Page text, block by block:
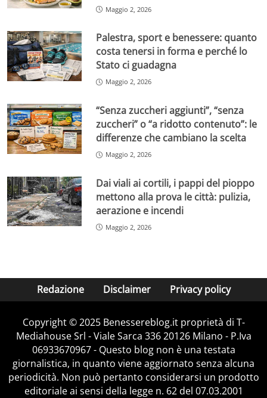
Maggio 2, 2026
Palestra, sport e benessere: quanto
costa tenersi in forma e perché lo
Stato ci guadagna
Maggio 2, 2026
“Senza zuccheri aggiunti”, “senza
zuccheri” o “a ridotto contenuto”: le
differenze che cambiano la scelta
Maggio 2, 2026
Dai viali ai cortili, i pappi del pioppo
mettono alla prova le città: pulizia,
aerazione e incendi
Maggio 2, 2026
Redazione Disclaimer Privacy policy
Copyright © 2025 Benessereblog.it proprietà di T-
Mediahouse Srl - Viale Sarca 336 20126 Milano - P.Iva
06933670967 - Questo blog non è una testata
giornalistica, in quanto viene aggiornato senza alcuna
periodicità. Non può pertanto considerarsi un prodotto
editoriale ai sensi della legge n. 62 del 07.03.2001